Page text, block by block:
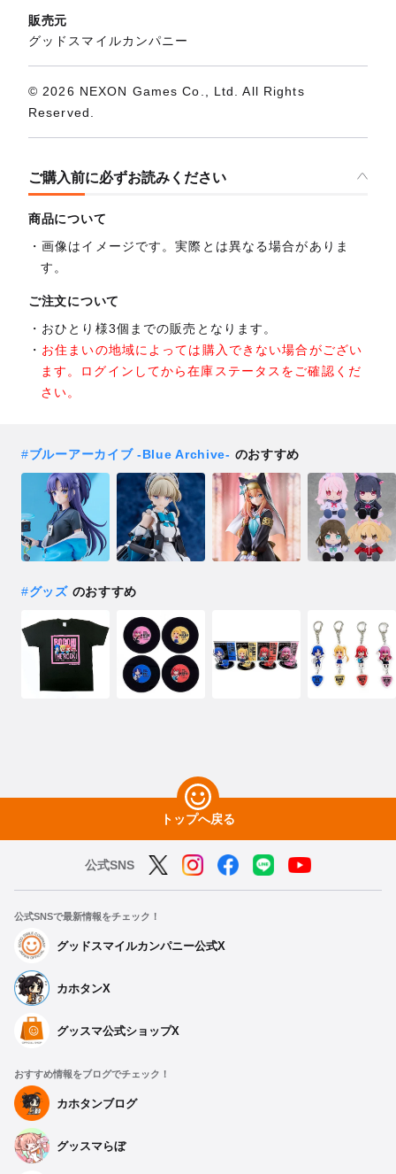
サイクルウインターシールドジャケット アビドス高等学校
【S】
予約受付中
サイクルウインターシールドジャケット アビドス高等学校
【M】
販売元
グッドスマイルカンパニー
© 2026 NEXON Games Co., Ltd. All Rights
Reserved.
ご購入前に必ずお読みください
商品について
画像はイメージです。実際とは異なる場合がありま
す。
ご注文について
おひとり様3個までの販売となります。
お住まいの地域によっては購入できない場合がござい
ます。ログインしてから在庫ステータスをご確認くだ
さい。
#ブルーアーカイブ -Blue Archive- のおすすめ
#グッズのおすすめ
トップへ戻る
公式SNS
公式SNSで最新情報をチェック！
グッドスマイルカンパニー公式X
カホタンX
グッスマ公式ショップX
おすすめ情報をブログでチェック！
カホタンブログ
グッスマらぼ